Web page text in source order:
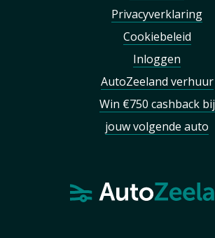
Privacyverklaring
Cookiebeleid
Inloggen
AutoZeeland verhuur
Win €750 cashback bij
jouw volgende auto